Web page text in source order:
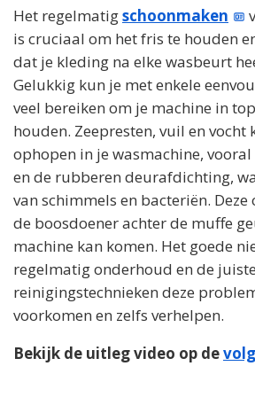
Het regelmatigschoonmaken
is cruciaal om het fris te houden
dat je kleding na elke wasbeurt
Gelukkig kun je met enkele
veel bereiken om je machine in
houden. Zeepresten, vuil en vocht
ophopen in je wasmachine,
en de rubberen deurafdichting,
van schimmels en bacteriën.
de boosdoener achter de muffe
machine kan komen. Het goede
regelmatig onderhoud en de juiste
reinigingstechnieken deze
voorkomen en zelfs verhelpen.
Bekijk de uitleg video op de